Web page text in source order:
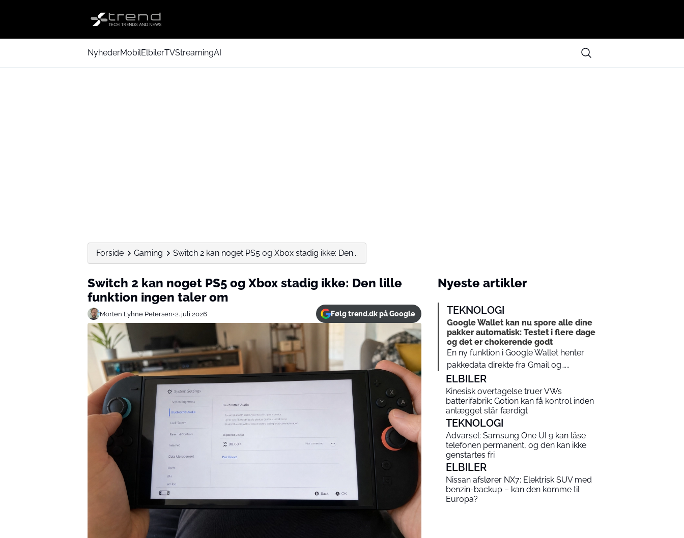
NyhederMobilElbilerTVStreamingAI
Forside Gaming Switch 2 kan noget PS5 og Xbox stadig ikke: Den...
Switch 2 kan noget PS5 og Xbox stadig ikke: Den lille
funktion ingen taler om
Morten Lyhne Petersen•2. juli 2026 Følg trend.dk på Google
Nyeste artikler
TEKNOLOGI
Google Wallet kan nu spore alle dine
pakker automatisk: Testet i flere dage
og det er chokerende godt
En ny funktion i Google Wallet henter
pakkedata direkte fra Gmail og…...
ELBILER
Kinesisk overtagelse truer VWs
batterifabrik: Gotion kan få kontrol inden
anlægget står færdigt
TEKNOLOGI
Advarsel: Samsung One UI 9 kan låse
telefonen permanent, og den kan ikke
genstartes fri
ELBILER
Nissan afslører NX7: Elektrisk SUV med
benzin-backup – kan den komme til
Europa?